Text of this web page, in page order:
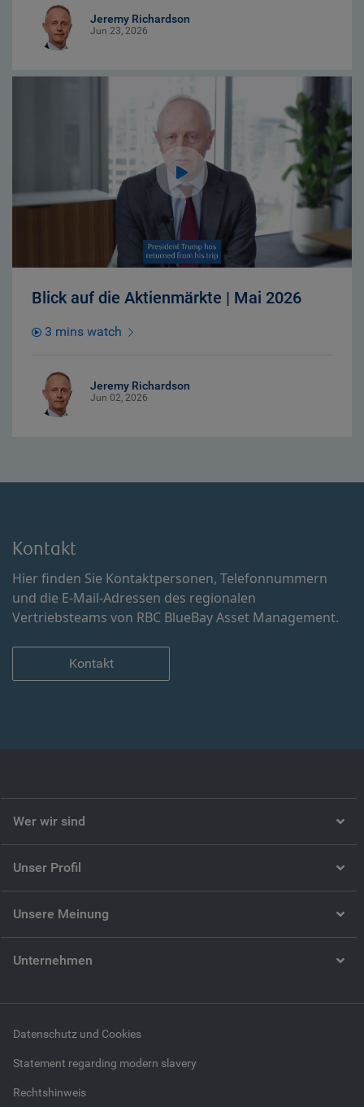
Jeremy Richardson
Jun 23, 2026
Blick auf die Aktienmärkte | Mai 2026
3 mins watch
Jeremy Richardson
Jun 02, 2026
Kontakt
Hier finden Sie Kontaktpersonen, Telefonnummern
und die E-Mail-Adressen des regionalen
Vertriebsteams von RBC BlueBay Asset Management.
Kontakt
Wer wir sind
Unser Profil
Unsere Meinung
Unternehmen
Datenschutz und Cookies
Statement regarding modern slavery
Rechtshinweis